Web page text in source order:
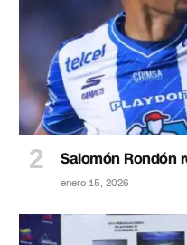
Salomón Rondón
enero 15, 2026